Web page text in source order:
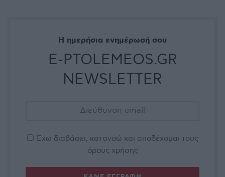
Η ημερήσια ενημέρωσή σου
E-PTOLEMEOS.GR
NEWSLETTER
Έχω διαβάσει, κατανοώ και αποδέχομαι τους
όρους χρήσης